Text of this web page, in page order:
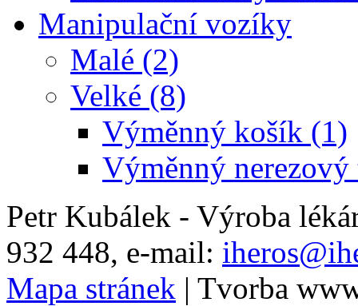
Manipulační vozíky
Malé (2)
Velké (8)
Výměnný košík (1)
Výměnný nerezový
Petr Kubálek - Výroba
932 448, e-mail:
Mapa stránek | Tvorba